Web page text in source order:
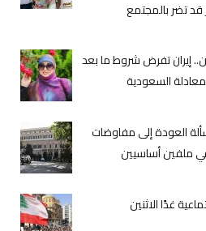
قد تضر بالمجتمع
إيران تفرض شروط ما بعد
السعودية
العودة إلى مفاوضات
ملفين أساسيين
غدًا الاثنين